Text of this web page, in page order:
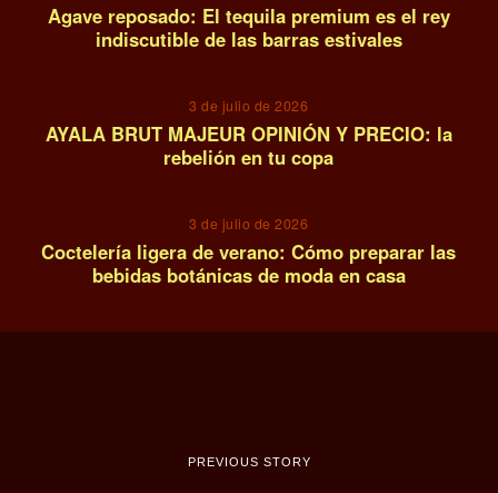
Agave reposado: El tequila premium es el rey
indiscutible de las barras estivales
3 de julio de 2026
AYALA BRUT MAJEUR OPINIÓN Y PRECIO: la
rebelión en tu copa
3 de julio de 2026
Coctelería ligera de verano: Cómo preparar las
bebidas botánicas de moda en casa
PREVIOUS STORY